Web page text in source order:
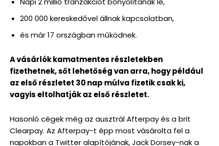
200 000 kereskedővel állnak kapcsolatban,
és már 17 országban működnek.
A vásárlók kamatmentes részletekben
fizethetnek, sőt lehetőség van arra, hogy például
az első részletet 30 nap múlva fizetik csak ki,
vagyis eltolhatják az első részletet.
Hasonló cégek még az ausztrál Afterpay és a brit
Clearpay. Az Afterpay-t épp most vásárolta fel a
napokban a Twitter alapítójának, Jack Dorsey-nak a